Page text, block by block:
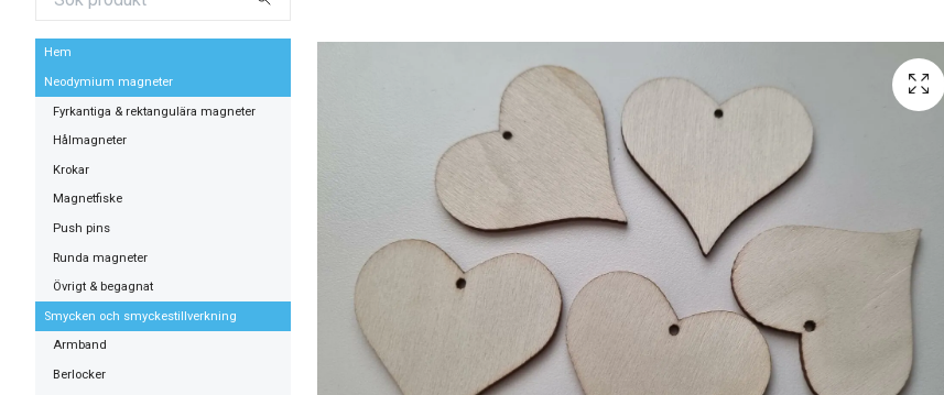
Hem
Neodymium magneter
Fyrkantiga & rektangulära magneter
Hålmagneter
Krokar
Magnetfiske
Push pins
Runda magneter
Övrigt & begagnat
Smycken och smyckestillverkning
Armband
Berlocker